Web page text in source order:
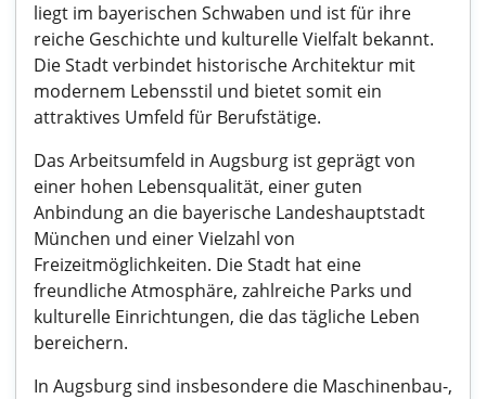
liegt im bayerischen Schwaben und ist für ihre
reiche Geschichte und kulturelle Vielfalt bekannt.
Die Stadt verbindet historische Architektur mit
modernem Lebensstil und bietet somit ein
attraktives Umfeld für Berufstätige.
Das Arbeitsumfeld in Augsburg ist geprägt von
einer hohen Lebensqualität, einer guten
Anbindung an die bayerische Landeshauptstadt
München und einer Vielzahl von
Freizeitmöglichkeiten. Die Stadt hat eine
freundliche Atmosphäre, zahlreiche Parks und
kulturelle Einrichtungen, die das tägliche Leben
bereichern.
In Augsburg sind insbesondere die Maschinenbau-,